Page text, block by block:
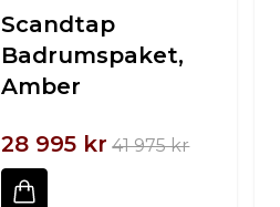
Scandtap
Badrumspaket,
Amber
28 995 kr 41 975 kr